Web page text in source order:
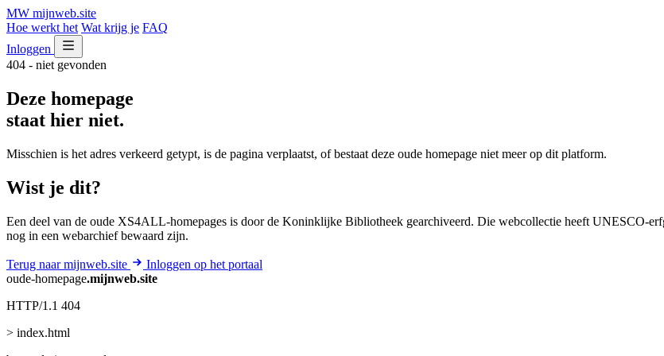
MW mijnweb.site
Hoe werkt het Wat krijg je FAQ
Inloggen
404 - niet gevonden
Deze homepage
staat hier niet.
Misschien is het adres verkeerd getypt, is de pagina verplaatst, of bestaat deze oude homepage niet meer op dit platform.
Wist je dit?
Een deel van de oude XS4ALL-homepages is door de Koninklijke Bibliotheek gearchiveerd. Die webcollectie heeft UNESCO-
nog in een webarchief bewaard zijn.
Terug naar mijnweb.site
Inloggen op het portaal
oude-homepage.mijnweb.site
HTTP/1.1 404
> index.html